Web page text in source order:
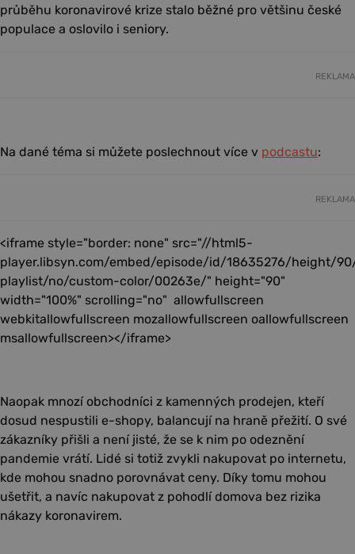
průběhu koronavirové krize stalo běžné pro většinu české
populace a oslovilo i seniory.
REKLAMA
Na dané téma si můžete poslechnout více v podcastu:
REKLAMA
<iframe style="border: none" src="//html5-
player.libsyn.com/embed/episode/id/18635276/height/
playlist/no/custom-color/00263e/" height="90"
width="100%" scrolling="no" allowfullscreen
webkitallowfullscreen mozallowfullscreen oallowfullscreen
msallowfullscreen></iframe>
Naopak mnozí obchodníci z kamenných prodejen, kteří
dosud nespustili e-shopy, balancují na hraně přežití. O své
zákazníky přišli a není jisté, že se k nim po odeznění
pandemie vrátí. Lidé si totiž zvykli nakupovat po internetu,
kde mohou snadno porovnávat ceny. Díky tomu mohou
ušetřit, a navíc nakupovat z pohodlí domova bez rizika
nákazy koronavirem.